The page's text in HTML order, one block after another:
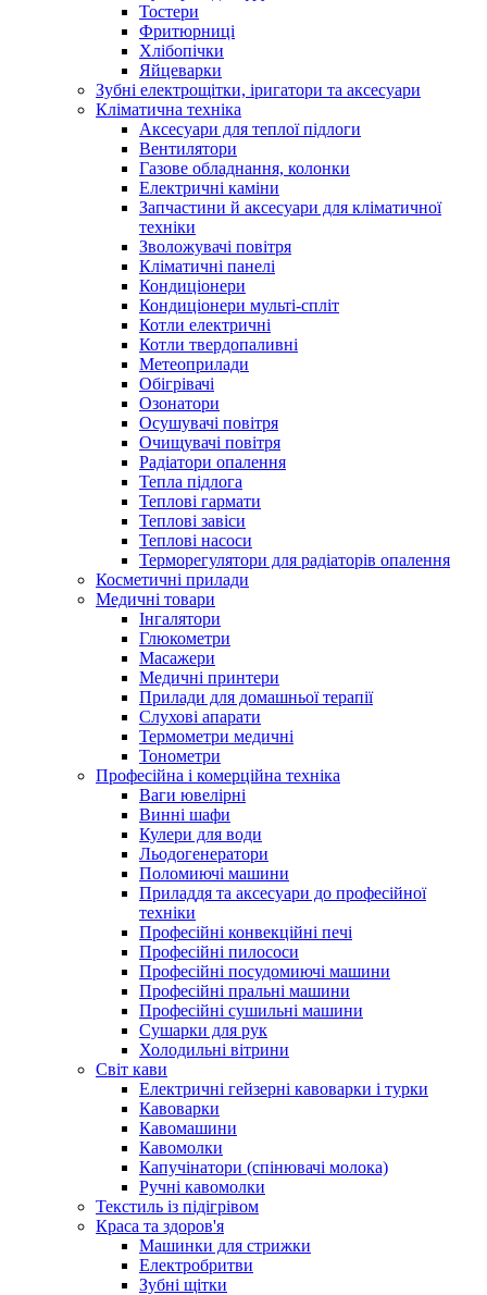
Тостери
Фритюрниці
Хлібопічки
Яйцеварки
Зубні електрощітки, іригатори та аксесуари
Кліматична техніка
Аксесуари для теплої підлоги
Вентилятори
Газове обладнання, колонки
Електричні каміни
Запчастини й аксесуари для кліматичної
техніки
Зволожувачі повітря
Кліматичні панелі
Кондиціонери
Кондиціонери мульті-спліт
Котли електричні
Котли твердопаливні
Метеоприлади
Обігрівачі
Озонатори
Осушувачі повітря
Очищувачі повітря
Радіатори опалення
Тепла підлога
Теплові гармати
Теплові завіси
Теплові насоси
Терморегулятори для радіаторів опалення
Косметичні прилади
Медичні товари
Інгалятори
Глюкометри
Масажери
Медичні принтери
Прилади для домашньої терапії
Слухові апарати
Термометри медичні
Тонометри
Професійна і комерційна техніка
Ваги ювелірні
Винні шафи
Кулери для води
Льодогенератори
Поломиючі машини
Приладдя та аксесуари до професійної
техніки
Професійні конвекційні печі
Професійні пилососи
Професійні посудомиючі машини
Професійні пральні машини
Професійні сушильні машини
Сушарки для рук
Холодильні вітрини
Світ кави
Електричні гейзерні кавоварки і турки
Кавоварки
Кавомашини
Кавомолки
Капучінатори (спінювачі молока)
Ручні кавомолки
Текстиль із підігрівом
Краса та здоров'я
Машинки для стрижки
Електробритви
Зубні щітки